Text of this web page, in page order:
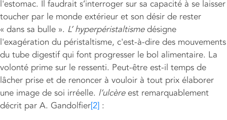
l'estomac. Il faudrait s’interroger sur sa capacité à se laisser
toucher par le monde extérieur et son désir de rester
« dans sa bulle ». L’ hyperpéristaltismedésigne
l'exagération du péristaltisme, c'est-à-dire des mouvements
du tube digestif qui font progresser le bol alimentaire. La
volonté prime sur le ressenti. Peut-être est-il temps de
lâcher prise et de renoncer à vouloir à tout prix élaborer
une image de soi irréelle. l’ulcèreest remarquablement
décrit par A. Gandolfier[2] :